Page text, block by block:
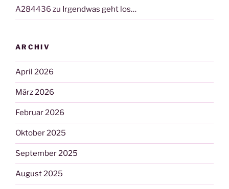
A284436 zu Irgendwas geht los…
ARCHIV
April 2026
März 2026
Februar 2026
Oktober 2025
September 2025
August 2025